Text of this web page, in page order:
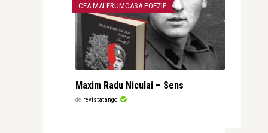
CEA MAI FRUMOASA POEZIE
Maxim Radu Niculai – Sens
de revistatango